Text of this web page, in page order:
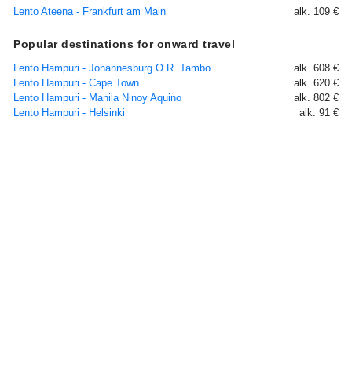
Lento Ateena - Frankfurt am Main alk. 109 €
Popular destinations for onward travel
Lento Hampuri - Johannesburg O.R. Tambo
alk. 608 €
Lento Hampuri - Cape Town
alk. 620 €
Lento Hampuri - Manila Ninoy Aquino
alk. 802 €
Lento Hampuri - Helsinki
alk. 91 €